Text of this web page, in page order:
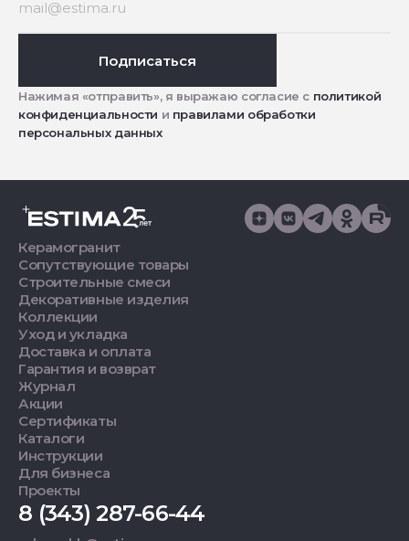
Подписаться
Нажимая «отправить», я выражаю согласие с политикой
конфиденциальности и правилами обработки
персональных данных
Керамогранит
Сопутствующие товары
Строительные смеси
Декоративные изделия
Коллекции
Уход и укладка
Доставка и оплата
Гарантия и возврат
Журнал
Акции
Сертификаты
Каталоги
Инструкции
Для бизнеса
Проекты
8 (343) 287-66-44